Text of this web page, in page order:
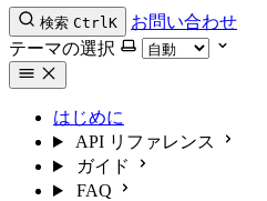
検索 CtrlK
お問い合わせ
テーマの選択
はじめに
API リファレンス
ガイド
FAQ